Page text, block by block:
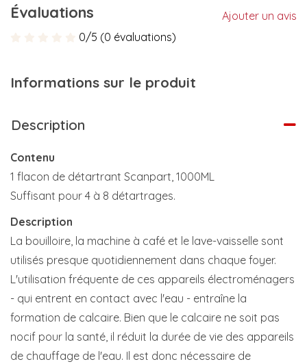
Évaluations
Ajouter un avis
0/5 (0 évaluations)
Informations sur le produit
Description
Contenu
1 flacon de détartrant Scanpart, 1000ML
Suffisant pour 4 à 8 détartrages.
Description
La bouilloire, la machine à café et le lave-vaisselle sont
utilisés presque quotidiennement dans chaque foyer.
L'utilisation fréquente de ces appareils électroménagers
- qui entrent en contact avec l'eau - entraîne la
formation de calcaire. Bien que le calcaire ne soit pas
nocif pour la santé, il réduit la durée de vie des appareils
de chauffage de l'eau. Il est donc nécessaire de